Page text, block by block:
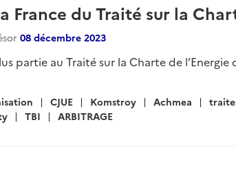
France du Traité sur la
08 décembre 2023
partie au Traité sur la Charte de
CJUE Komstroy Achmea
TBI ARBITRAGE